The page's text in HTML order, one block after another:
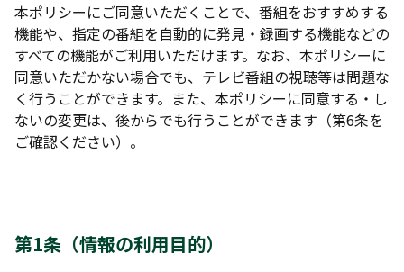
本ポリシーにご同意いただくことで、番組をおすすめする
機能や、指定の番組を自動的に発見・録画する機能などの
すべての機能がご利用いただけます。なお、本ポリシーに
同意いただかない場合でも、テレビ番組の視聴等は問題な
く行うことができます。また、本ポリシーに同意する・し
ないの変更は、後からでも行うことができます（第6条を
ご確認ください）。
第1条（情報の利用目的）